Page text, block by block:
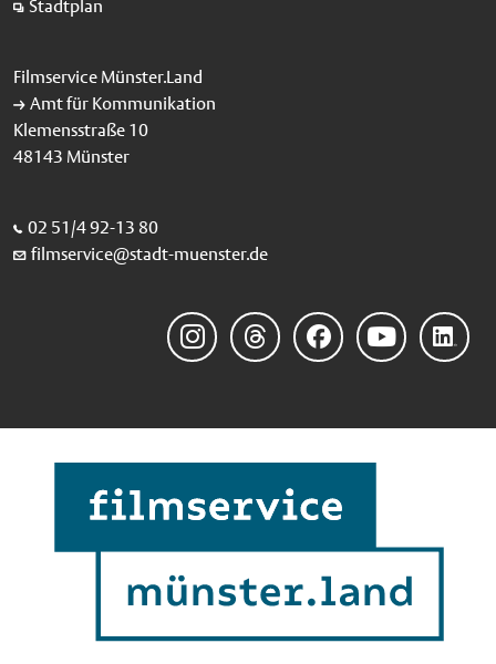
Stadtplan
Filmservice Münster.Land
Amt für Kommunikation
Klemensstraße 10
48143 Münster
02 51/4 92-13 80
filmservice@stadt-muenster.de